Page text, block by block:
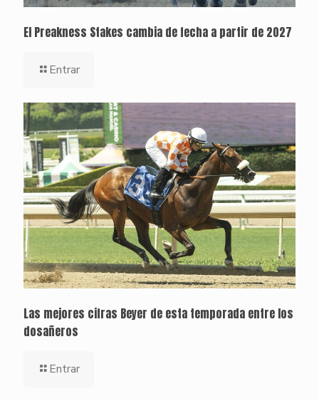
El Preakness Stakes cambia de fecha a partir de 2027
Entrar
Las mejores cifras Beyer de esta temporada entre los
dosañeros
Entrar